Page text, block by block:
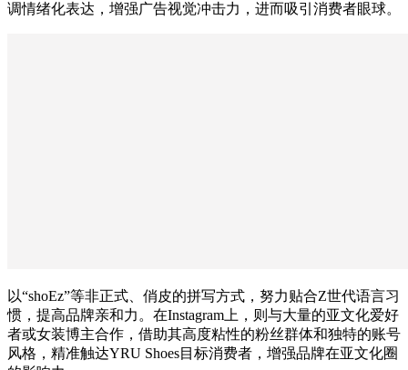
调情绪化表达，增强广告视觉冲击力，进而吸引消费者眼球。
以“shoEz”等非正式、俏皮的拼写方式，努力贴合Z世代语言习
惯，提高品牌亲和力。在Instagram上，则与大量的亚文化爱好
者或女装博主合作，借助其高度粘性的粉丝群体和独特的账号
风格，精准触达YRU Shoes目标消费者，增强品牌在亚文化圈